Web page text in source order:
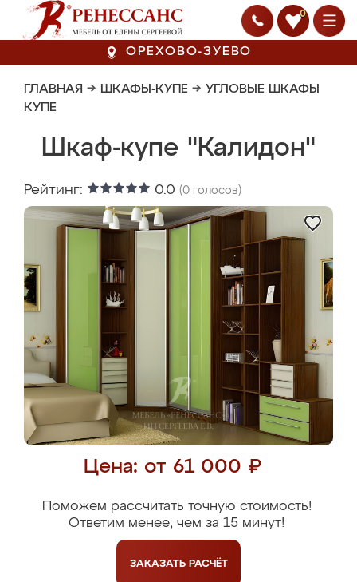
0
ОРЕХОВО-ЗУЕВО
ГЛАВНАЯ → ШКАФЫ-КУПЕ → УГЛОВЫЕ ШКАФЫ
КУПЕ
Шкаф-купе "Калидон"
Рейтинг: 0.0 (0 голосов)
Цена: от 61 000 ₽
Поможем рассчитать точную стоимость!
Ответим менее, чем за 15 минут!
ЗАКАЗАТЬ РАСЧЁТ